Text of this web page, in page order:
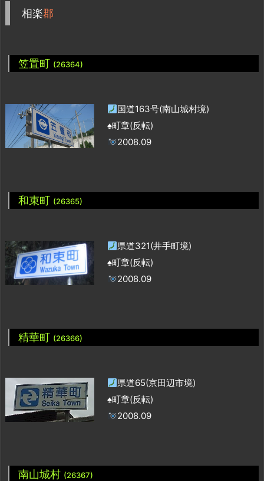
相楽郡
笠置町 (26364)
国道163号(南山城村境)
♠町章(反転)
2008.09
和束町 (26365)
県道321(井手町境)
♠町章(反転)
2008.09
精華町 (26366)
県道65(京田辺市境)
♠町章(反転)
2008.09
南山城村 (26367)